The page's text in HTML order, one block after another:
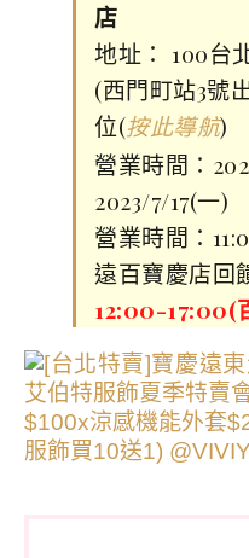
店
地址： 100台
(西門町站3號
位(按此導航)
營業時間
2023/7/17(一)
營業時間：
遠百寶慶店回
12:00-17:00(